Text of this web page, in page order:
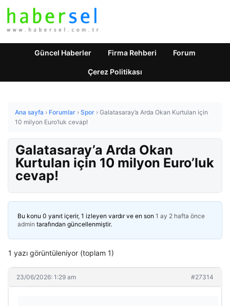
Güncel Haberler Firma Rehberi Forum
Çerez Politikası
Ana sayfa › Forumlar › Spor › Galatasaray’a Arda Okan Kurtulan için
10 milyon Euro’luk cevap!
Galatasaray’a Arda Okan
Kurtulan için 10 milyon Euro’luk
cevap!
Bu konu 0 yanıt içerir, 1 izleyen vardır ve en son 1 ay 2 hafta önce
admin tarafından güncellenmiştir.
1 yazı görüntüleniyor (toplam 1)
23/06/2026: 1:29 am #27314